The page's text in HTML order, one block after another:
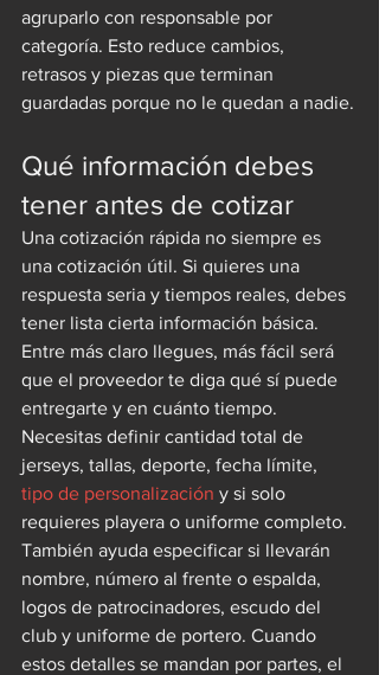
agruparlo con responsable por
categoría. Esto reduce cambios,
retrasos y piezas que terminan
guardadas porque no le quedan a nadie.
Qué información debes
tener antes de cotizar
Una cotización rápida no siempre es
una cotización útil. Si quieres una
respuesta seria y tiempos reales, debes
tener lista cierta información básica.
Entre más claro llegues, más fácil será
que el proveedor te diga qué sí puede
entregarte y en cuánto tiempo.
Necesitas definir cantidad total de
jerseys, tallas, deporte, fecha límite,
tipo de personalización y si solo
requieres playera o uniforme completo.
También ayuda especificar si llevarán
nombre, número al frente o espalda,
logos de patrocinadores, escudo del
club y uniforme de portero. Cuando
estos detalles se mandan por partes, el